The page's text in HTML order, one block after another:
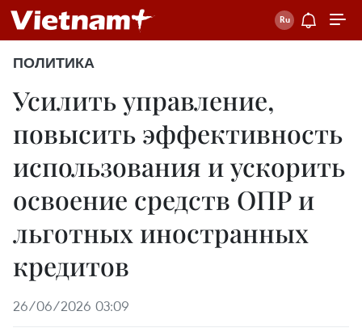
ПОЛИТИКА
Усилить управление,
повысить эффективность
использования и ускорить
освоение средств ОПР и
льготных иностранных
кредитов
26/06/2026 03:09